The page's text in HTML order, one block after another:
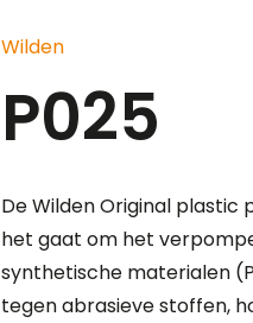
Wilden
P025
De Wilden Original plastic
het gaat om het
synthetische materialen
tegen abrasieve stoffen,